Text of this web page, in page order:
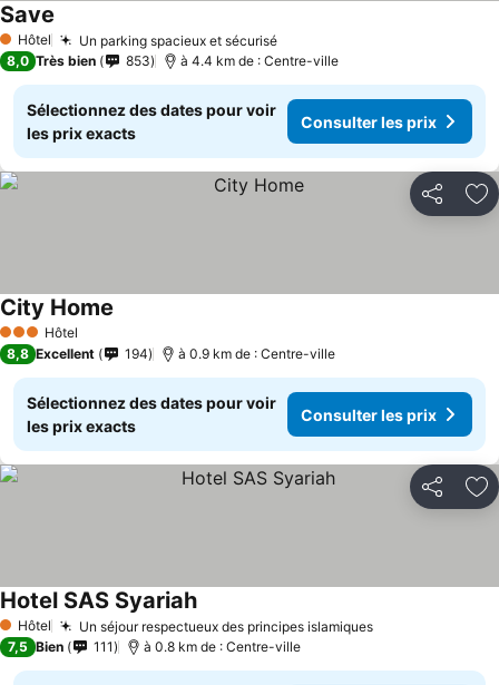
1 Étoiles
Hôtel Un parking spacieux et sécurisé
Save
8,0 Très bien 853 à 4.4 km de : Centre-ville
Sélectionnez des dates pour voir
les prix exacts
Consulter les prix
Partager
3 ÉtoilesHôtel
City Home
8,8 Excellent 194 à 0.9 km de : Centre-ville
Sélectionnez des dates pour voir
les prix exacts
Consulter les prix
Partager
1 Étoiles
Hôtel Un séjour respectueux des principes islamiques
Hotel SAS Syariah
7,5 Bien 111 à 0.8 km de : Centre-ville